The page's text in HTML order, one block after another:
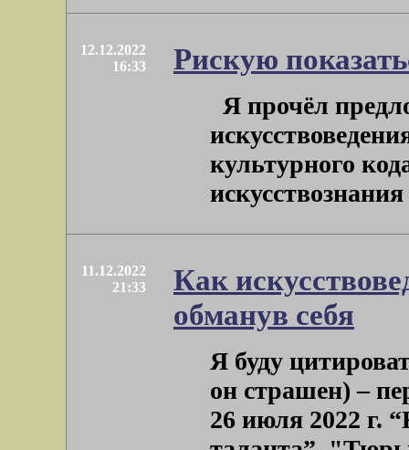
12.12.2022
16:33
Рискую
Я прочёл
культурного
11.12.2022
21:33
Как
обманув себя
Я буду
он страшен) –
26 июля 2022 г.